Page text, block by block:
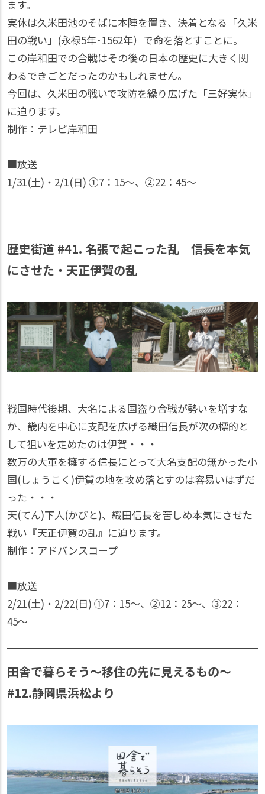
ます。
実休は久米田池のそばに本陣を置き、決着となる「久米
田の戦い」(永禄5年･1562年）で命を落とすことに。
この岸和田での合戦はその後の日本の歴史に大きく関
わるできごとだったのかもしれません。
今回は、久米田の戦いで攻防を繰り広げた「三好実休」
に迫ります。
制作：テレビ岸和田
■放送
1/31(土)・2/1(日) ①7：15〜、②22：45〜
歴史街道 #41. 名張で起こった乱 信長を本気
にさせた・天正伊賀の乱
戦国時代後期、大名による国盗り合戦が勢いを増すな
か、畿内を中心に支配を広げる織田信長が次の標的と
して狙いを定めたのは伊賀・・・
数万の大軍を擁する信長にとって大名支配の無かった小
国(しょうこく)伊賀の地を攻め落とすのは容易いはずだ
った・・・
天(てん)下人(かびと)、織田信長を苦しめ本気にさせた
戦い『天正伊賀の乱』に迫ります。
制作：アドバンスコープ
■放送
2/21(土)・2/22(日) ①7：15〜、②12：25〜、③22：
45〜
田舎で暮らそう～移住の先に見えるもの～
#12.静岡県浜松より